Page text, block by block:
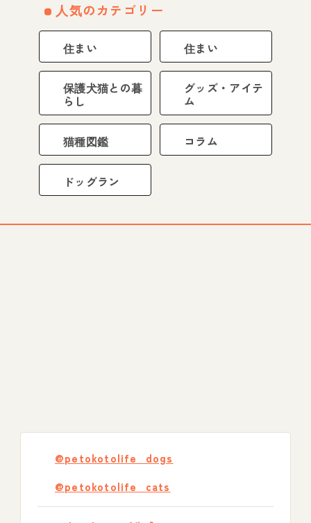
人気のカテゴリー
住まい 住まい
保護犬猫との暮
らし
グッズ・アイテ
ム
猫種図鑑 コラム
ドッグラン
@petokotolife_dogs
@petokotolife_cats